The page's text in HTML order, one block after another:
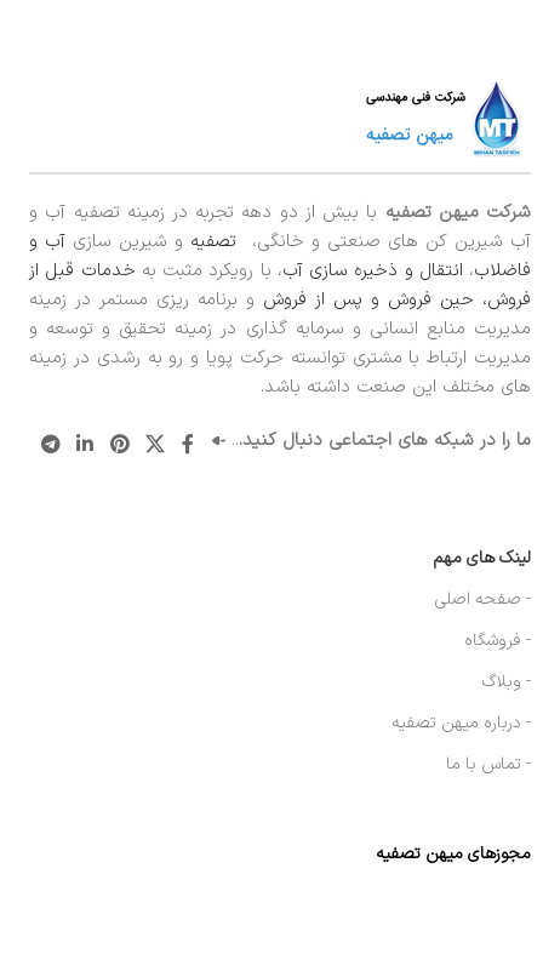
شرکت میهن تصفیه با بیش از دو دهه تجربه در زمینه تصفیه آب و
آب شیرین کن های صنعتی و خانگی،
تصفیه و شیرین سازی آب و
فاضلاب، انتقال و ذخیره سازی آب، با رویکرد مثبت به خدمات قبل از
فروش، حین فروش و پس از فروش و برنامه ریزی مستمر در زمینه
مدیریت منابع انسانی و سرمایه گذاری در زمینه تحقیق و توسعه و
مدیریت ارتباط با مشتری توانسته حرکت پویا و رو به رشدی در زمینه
های مختلف این صنعت داشته باشد.
ما را در شبکه های اجتماعی دنبال کنید...
لینک های مهم
- صفحه اصلی
- فروشگاه
- وبلاگ
- درباره میهن تصفیه
- تماس با ما
مجوزهای میهن تصفیه